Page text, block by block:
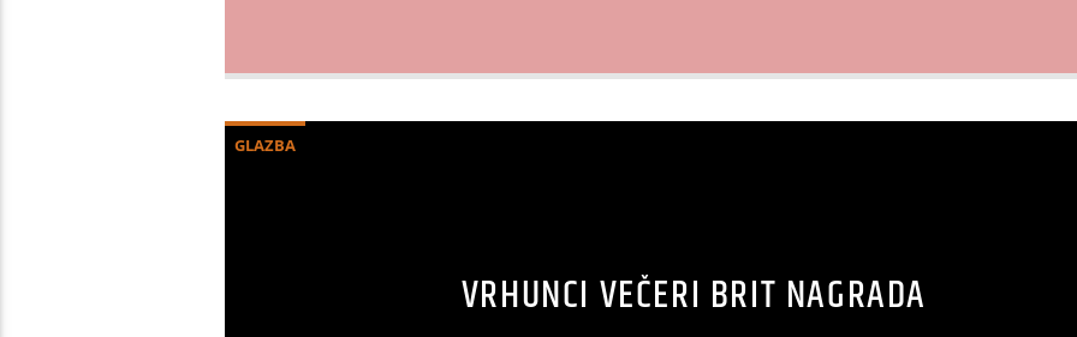
GLAZBA
VRHUNCI VEČERI BRIT NAGRADA